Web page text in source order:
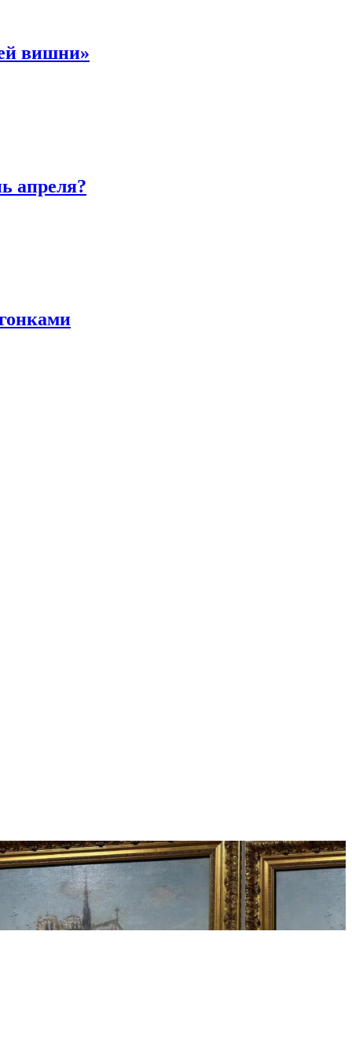
вишни»
апреля?